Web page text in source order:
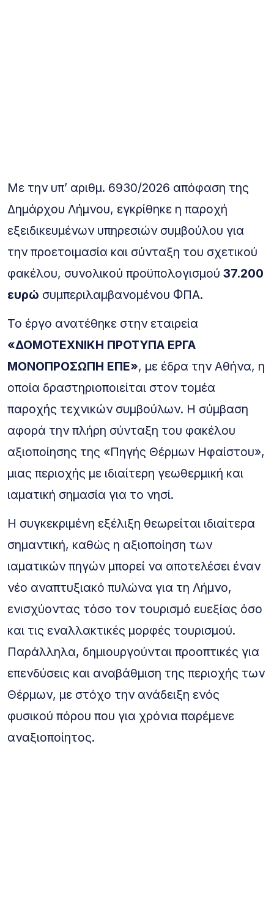
Με την υπ’ αριθμ. 6930/2026 απόφαση της
Δημάρχου Λήμνου, εγκρίθηκε η παροχή
εξειδικευμένων υπηρεσιών συμβούλου για
την προετοιμασία και σύνταξη του σχετικού
φακέλου, συνολικού προϋπολογισμού 37.200
ευρώ συμπεριλαμβανομένου ΦΠΑ.
Το έργο ανατέθηκε στην εταιρεία
«ΔΟΜΟΤΕΧΝΙΚΗ ΠΡΟΤΥΠΑ ΕΡΓΑ
ΜΟΝΟΠΡΟΣΩΠΗ ΕΠΕ», με έδρα την Αθήνα, η
οποία δραστηριοποιείται στον τομέα
παροχής τεχνικών συμβούλων. Η σύμβαση
αφορά την πλήρη σύνταξη του φακέλου
αξιοποίησης της «Πηγής Θέρμων Ηφαίστου»,
μιας περιοχής με ιδιαίτερη γεωθερμική και
ιαματική σημασία για το νησί.
Η συγκεκριμένη εξέλιξη θεωρείται ιδιαίτερα
σημαντική, καθώς η αξιοποίηση των
ιαματικών πηγών μπορεί να αποτελέσει έναν
νέο αναπτυξιακό πυλώνα για τη Λήμνο,
ενισχύοντας τόσο τον τουρισμό ευεξίας όσο
και τις εναλλακτικές μορφές τουρισμού.
Παράλληλα, δημιουργούνται προοπτικές για
επενδύσεις και αναβάθμιση της περιοχής των
Θέρμων, με στόχο την ανάδειξη ενός
φυσικού πόρου που για χρόνια παρέμενε
αναξιοποίητος.